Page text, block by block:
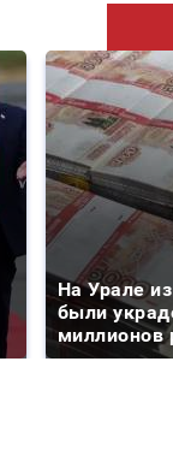
На Урале
были
миллионов